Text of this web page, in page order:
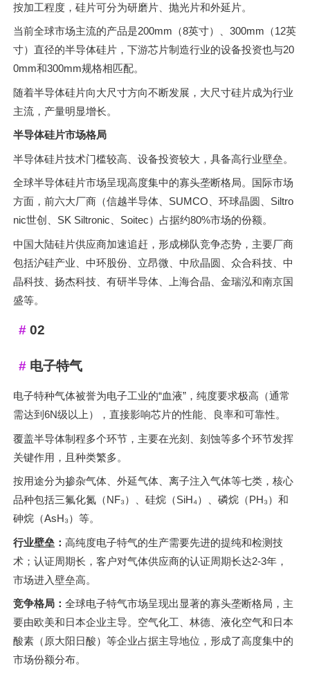
按加工程度，硅片可分为研磨片、抛光片和外延片。
当前全球市场主流的产品是200mm（8英寸）、300mm（12英
寸）直径的半导体硅片，下游芯片制造行业的设备投资也与20
0mm和300mm规格相匹配。
随着半导体硅片向大尺寸方向不断发展，大尺寸硅片成为行业
主流，产量明显增长。
半导体硅片市场格局
半导体硅片技术门槛较高、设备投资较大，具备高行业壁垒。
全球半导体硅片市场呈现高度集中的寡头垄断格局。国际市场
方面，前六大厂商（信越半导体、SUMCO、环球晶圆、Siltro
nic世创、SK Siltronic、Soitec）占据约80%市场的份额。
中国大陆硅片供应商加速追赶，形成梯队竞争态势，主要厂商
包括沪硅产业、中环股份、立昂微、中欣晶圆、众合科技、中
晶科技、扬杰科技、有研半导体、上海合晶、金瑞泓和南京国
盛等。
02
电子特气
电子特种气体被誉为电子工业的“血液”，纯度要求极高（通常
需达到6N级以上），直接影响芯片的性能、良率和可靠性。
覆盖半导体制程多个环节，主要在光刻、刻蚀等多个环节发挥
关键作用，且种类繁多。
按用途分为掺杂气体、外延气体、离子注入气体等七类，核心
品种包括三氟化氮（NF₃）、硅烷（SiH₄）、磷烷（PH₃）和
砷烷（AsH₃）等。
行业壁垒： 高纯度电子特气的生产需要先进的提纯和检测技
术；认证周期长，客户对气体供应商的认证周期长达2-3年，
市场进入壁垒高。
竞争格局： 全球电子特气市场呈现出显著的寡头垄断格局，主
要由欧美和日本企业主导。空气化工、林德、液化空气和日本
酸素（原大阳日酸）等企业占据主导地位，形成了高度集中的
市场份额分布。